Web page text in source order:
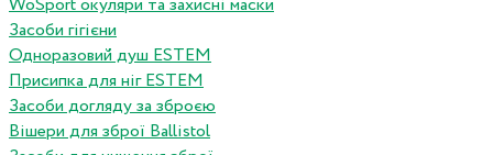
WoSport окуляри та захисні маски
Засоби гігієни
Одноразовий душ ESTEM
Присипка для ніг ESTEM
Засоби догляду за зброєю
Вішери для зброї Ballistol